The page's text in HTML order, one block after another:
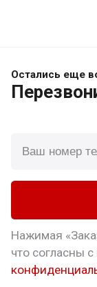
Остались еще
Нажимая
что согласны